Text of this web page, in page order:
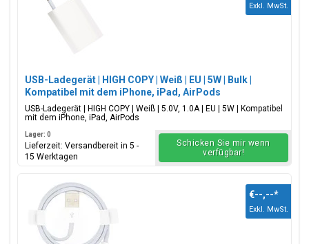
USB-Ladegerät | HIGH COPY | Weiß | EU | 5W | Bulk |
Kompatibel mit dem iPhone, iPad, AirPods
USB-Ladegerät | HIGH COPY | Weiß | 5.0V, 1.0A | EU | 5W | Kompatibel
mit dem iPhone, iPad, AirPods
Exkl. MwSt.
Lager: 0
Lieferzeit: Versandbereit in 5 -
15 Werktagen
Schicken Sie mir wenn
verfügbar!
€--,--*
Exkl. MwSt.